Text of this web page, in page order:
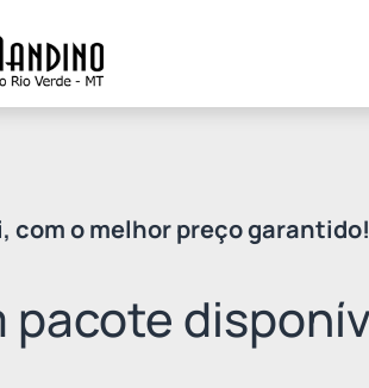
com o melhor preço garantido!
pacote